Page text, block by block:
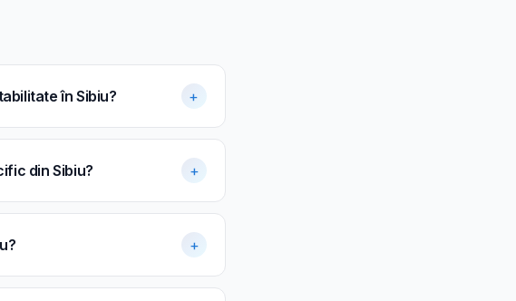
în Sibiu? +
din Sibiu? +
+